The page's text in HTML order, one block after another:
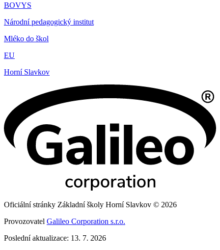
BOVYS
Národní pedagogický institut
Mléko do škol
EU
Horní Slavkov
Oficiální stránky Základní školy Horní Slavkov © 2026
Provozovatel Galileo Corporation s.r.o.
Poslední aktualizace: 13. 7. 2026